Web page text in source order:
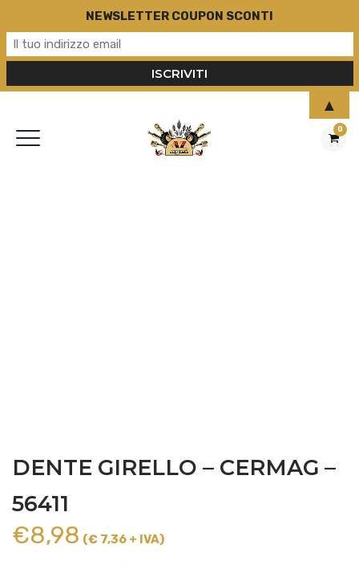
0
DENTE GIRELLO – CERMAG –
56411
€8,98 (€ 7,36 + IVA)
NEWSLETTER COUPON SCONTI
▲